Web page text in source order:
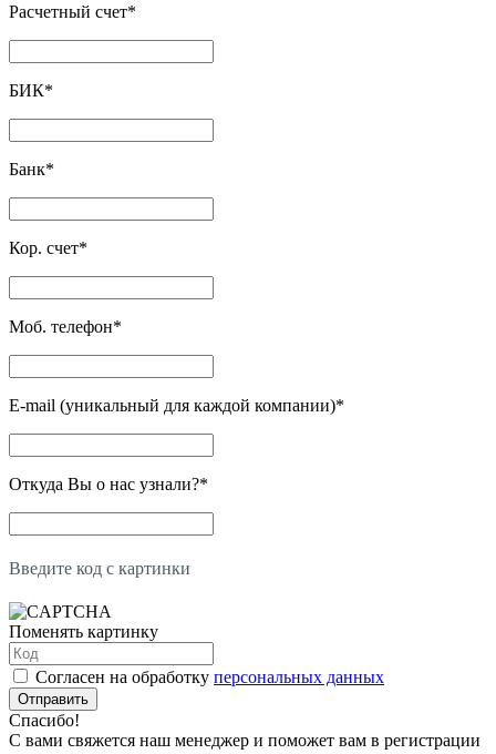
Расчетный счет*
БИК*
Банк*
Кор. счет*
Моб. телефон*
E-mail (уникальный для каждой компании)*
Откуда Вы о нас узнали?*
Введите код с картинки
Поменять картинку
Согласен на обработку персональных данных
Отправить
Спасибо!
С вами свяжется наш менеджер и поможет вам в регистрации